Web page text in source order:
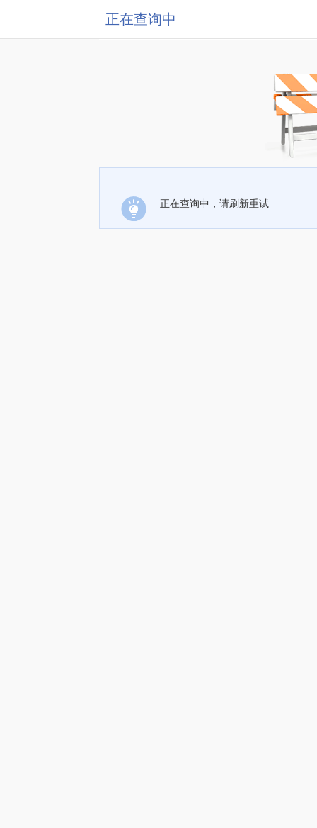
正在查询中
正在查询中，请刷新重试